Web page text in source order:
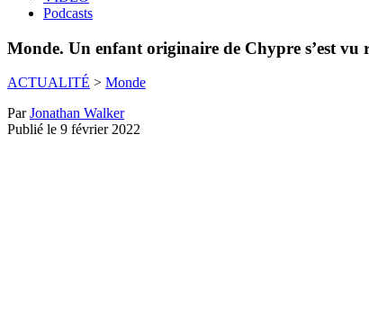
Podcasts
Monde. Un enfant originaire de Chypre s’est vu
ACTUALITÉ > Monde
ParJonathan Walker
Publié le 9 février 2022